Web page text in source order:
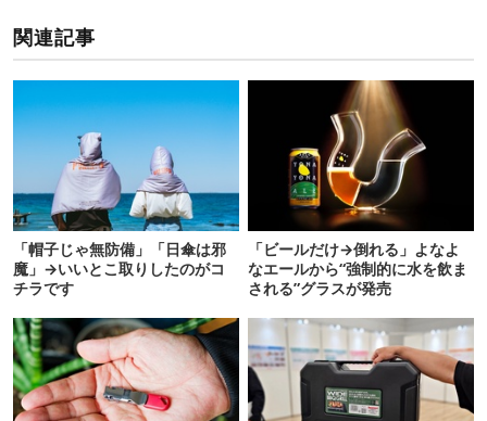
関連記事
「帽子じゃ無防備」「日傘は邪
魔」→いいとこ取りしたのがコ
チラです
「ビールだけ→倒れる」よなよ
なエールから“強制的に水を飲ま
される”グラスが発売